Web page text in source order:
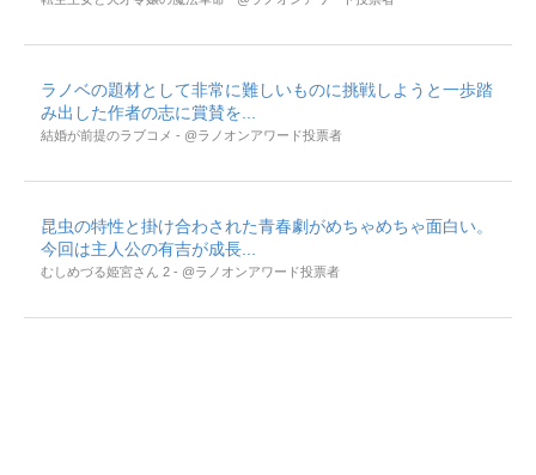
ラノベの題材として非常に難しいものに挑戦しようと一歩踏
み出した作者の志に賞賛を...
結婚が前提のラブコメ - @ラノオンアワード投票者
昆虫の特性と掛け合わされた青春劇がめちゃめちゃ面白い。
今回は主人公の有吉が成長...
むしめづる姫宮さん 2 - @ラノオンアワード投票者